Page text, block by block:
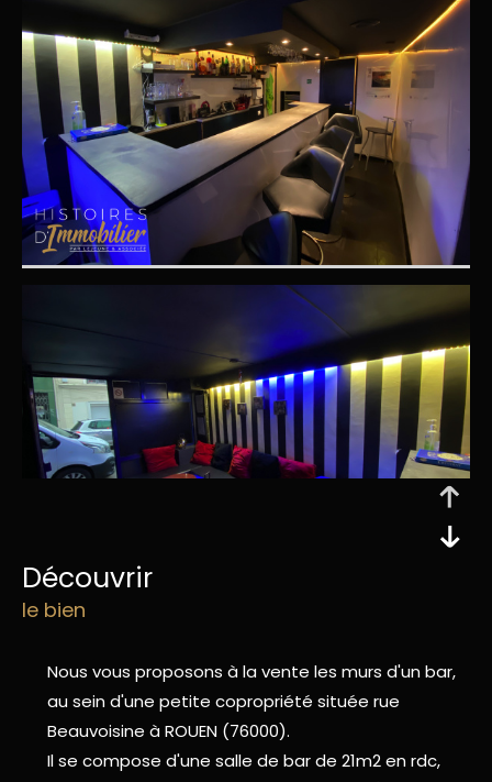
découvrir
le bien
Nous vous proposons à la vente les murs d'un bar,
au sein d'une petite copropriété située rue
Beauvoisine à ROUEN (76000).
Il se compose d'une salle de bar de 21m2 en rdc,